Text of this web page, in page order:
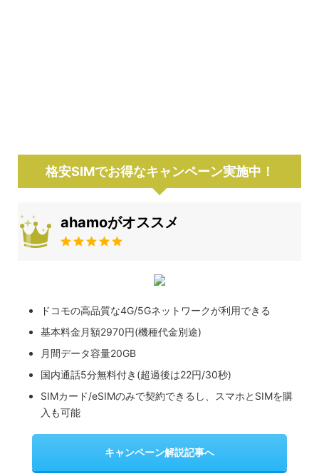
格安SIMでお得なキャンペーン実施中！
ahamoがオススメ
ドコモの高品質な4G/5Gネットワークが利用できる
基本料金月額2970円(機種代金別途)
月間データ容量20GB
国内通話5分無料付き(超過後は22円/30秒)
SIMカード/eSIMのみで契約できるし、スマホとSIMを購
入も可能
キャンペーン解説記事へ